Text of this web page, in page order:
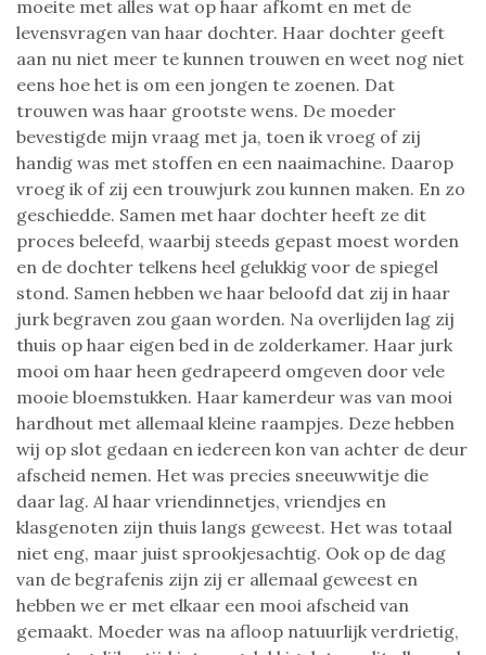
moeite met alles wat op haar afkomt en met de
levensvragen van haar dochter. Haar dochter geeft
aan nu niet meer te kunnen trouwen en weet nog niet
eens hoe het is om een jongen te zoenen. Dat
trouwen was haar grootste wens. De moeder
bevestigde mijn vraag met ja, toen ik vroeg of zij
handig was met stoffen en een naaimachine. Daarop
vroeg ik of zij een trouwjurk zou kunnen maken. En zo
geschiedde. Samen met haar dochter heeft ze dit
proces beleefd, waarbij steeds gepast moest worden
en de dochter telkens heel gelukkig voor de spiegel
stond. Samen hebben we haar beloofd dat zij in haar
jurk begraven zou gaan worden. Na overlijden lag zij
thuis op haar eigen bed in de zolderkamer. Haar jurk
mooi om haar heen gedrapeerd omgeven door vele
mooie bloemstukken. Haar kamerdeur was van mooi
hardhout met allemaal kleine raampjes. Deze hebben
wij op slot gedaan en iedereen kon van achter de deur
afscheid nemen. Het was precies sneeuwwitje die
daar lag. Al haar vriendinnetjes, vriendjes en
klasgenoten zijn thuis langs geweest. Het was totaal
niet eng, maar juist sprookjesachtig. Ook op de dag
van de begrafenis zijn zij er allemaal geweest en
hebben we er met elkaar een mooi afscheid van
gemaakt. Moeder was na afloop natuurlijk verdrietig,